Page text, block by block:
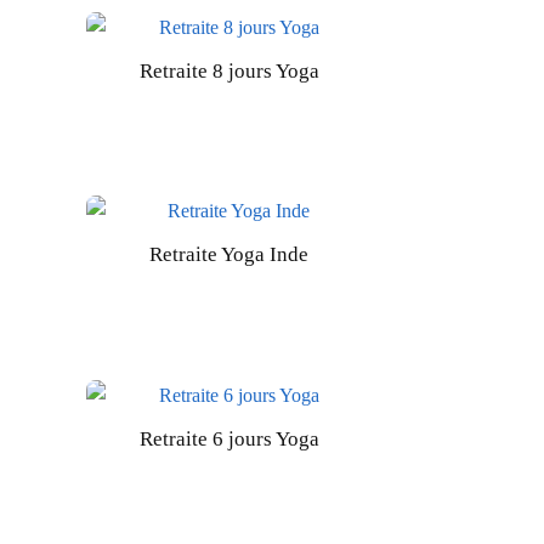
Retraite 8 jours Yoga
Retraite Yoga Inde
Retraite 6 jours Yoga